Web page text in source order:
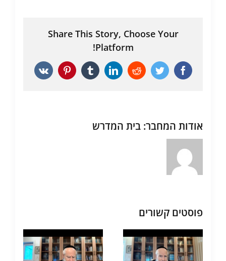
Share This Story, Choose Your
Platform!
Facebook
Twitter
Reddit
LinkedIn
Tumblr
Pinterest
Vk
אודות המחבר: בית המדרש
פוסטים קשורים